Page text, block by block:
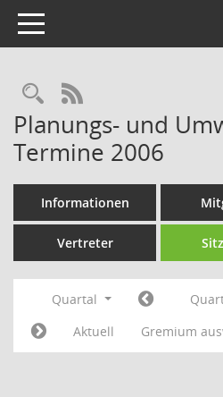
Toggle navigation
Rechercheauswahl
RSS-Feed
Planungs- und
Termine 2006
Informationen
Vertreter
Quartal
Aktuell
Gremium